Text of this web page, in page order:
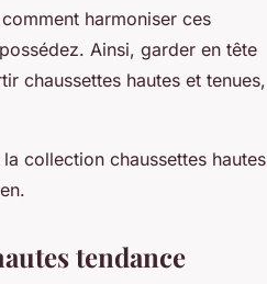
harmoniser ces
Ainsi, garder en tête
chaussettes hautes et tenues,
collection chaussettes hautes
tendance